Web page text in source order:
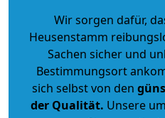
Wir sorgen dafür,
Heusenstamm
Sachen sicher und
Bestimmungsort
sich selbst von den
der Qualität. Unsere